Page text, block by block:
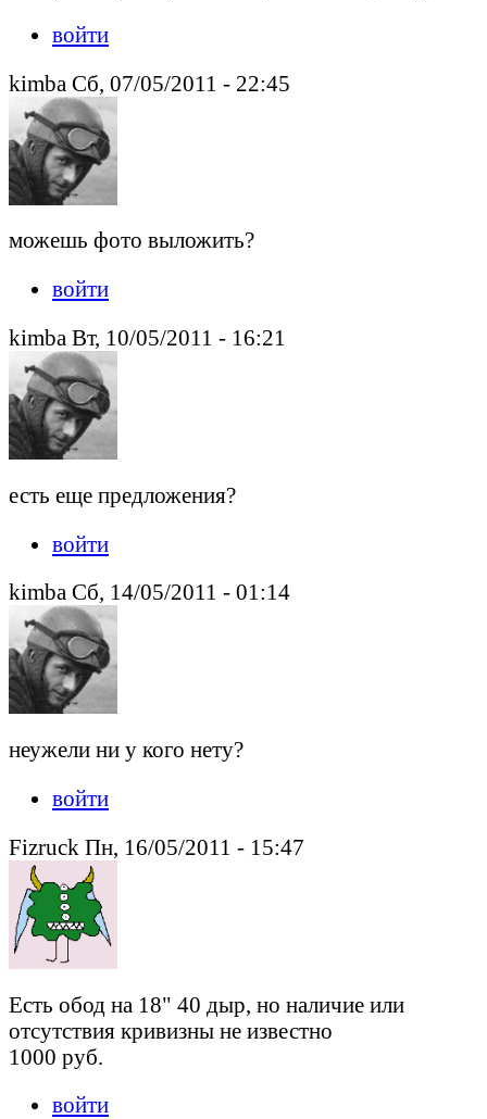
войти
kimba Сб, 07/05/2011 - 22:45
можешь фото выложить?
войти
kimba Вт, 10/05/2011 - 16:21
есть еще предложения?
войти
kimba Сб, 14/05/2011 - 01:14
неужели ни у кого нету?
войти
Fizruck Пн, 16/05/2011 - 15:47
Есть обод на 18" 40 дыр, но наличие или
отсутствия кривизны не известно
1000 руб.
войти